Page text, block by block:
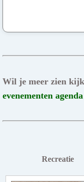
Wil je meer zien
evenementen agenda
Recreatie